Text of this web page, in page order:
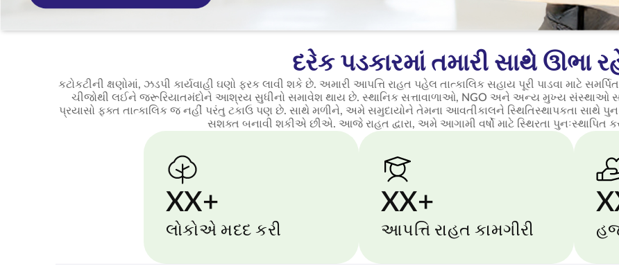
દરેક પડકારમાં તમારી સાથે ઊભા
કટોકટીની ક્ષણોમાં, ઝડપી કાર્યવાહી ઘણો ફરક લાવી શકે છે. અમારી આપત્તિ રાહત પહેલ તાત્કાલિક સહાય પૂરી પાડવા માટે
ચીજોથી લઈને જરૂરિયાતમંદોને આશ્રય સુધીનો સમાવેશ થાય છે. સ્થાનિક સત્તાવાળાઓ, NGO અને અન્ય મુખ્ય સંસ્થાઓ
પ્રયાસો ફક્ત તાત્કાલિક જ નહીં પરંતુ ટકાઉ પણ છે. સાથે મળીને, અમે સમુદાયોને તેમના આવતીકાલને સ્થિતિસ્થાપકતા સાથે
સશક્ત બનાવી શકીએ છીએ. આજે રાહત દ્વારા, અમે આગામી વર્ષો માટે સ્થિરતા પુનઃસ્થાપિત
XX+
લોકોએ મદદ કરી
XX+
આપત્તિ રાહત કામગીરી